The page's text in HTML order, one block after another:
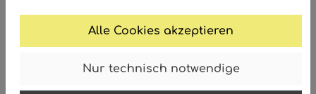
Alle Cookies akzeptieren
Nur technisch notwendige